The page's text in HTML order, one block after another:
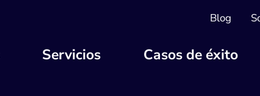
Blog
Servicios Casos de éxito